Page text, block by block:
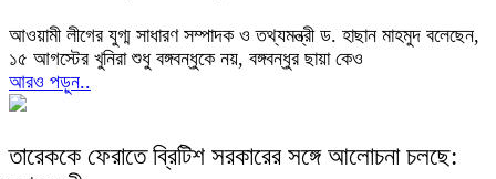
আওয়ামী লীগের যুগ্ম সাধারণ সম্পাদক ও তথ্যমন্ত্রী ড. হাছান মাহমুদ বলেছেন,
১৫ আগস্টের খুনিরা শুধু বঙ্গবন্ধুকে নয়, বঙ্গবন্ধুর ছায়া কেও
আরও পড়ুন..
তারেককে ফেরাতে ব্রিটিশ সরকারের সঙ্গে আলোচনা চলছে: